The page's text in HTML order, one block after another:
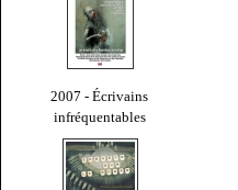
2007 - Écrivains
infréquentables